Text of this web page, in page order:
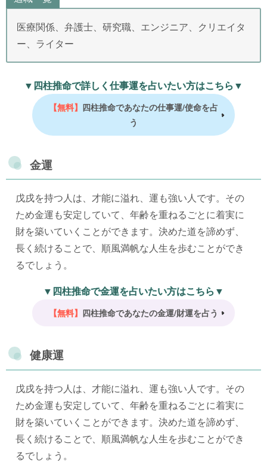
医療関係、弁護士、研究職、エンジニア、クリエイタ
ー、ライター
▼四柱推命で詳しく仕事運を占いたい方はこちら▼
【無料】 四柱推命であなたの仕事運/使命を占
う
金運
戊戌を持つ人は、才能に溢れ、運も強い人です。その
ため金運も安定していて、年齢を重ねるごとに着実に
財を築いていくことができます。決めた道を諦めず、
長く続けることで、順風満帆な人生を歩むことができ
るでしょう。
▼四柱推命で金運を占いたい方はこちら▼
【無料】 四柱推命であなたの金運/財運を占う
健康運
戊戌を持つ人は、才能に溢れ、運も強い人です。その
ため金運も安定していて、年齢を重ねるごとに着実に
財を築いていくことができます。決めた道を諦めず、
長く続けることで、順風満帆な人生を歩むことができ
るでしょう。